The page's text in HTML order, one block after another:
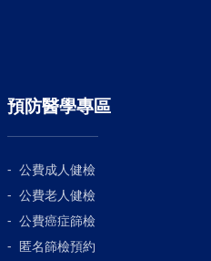
預防醫學專區
公費成人健檢
公費老人健檢
公費癌症篩檢
匿名篩檢預約